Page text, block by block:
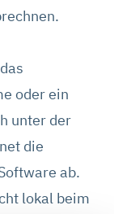
oder ein
unter der
die
ab.
lokal beim